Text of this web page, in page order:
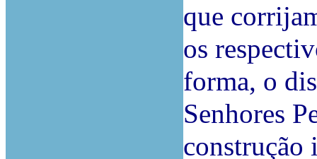
que
os
forma, o
Senhores
construção